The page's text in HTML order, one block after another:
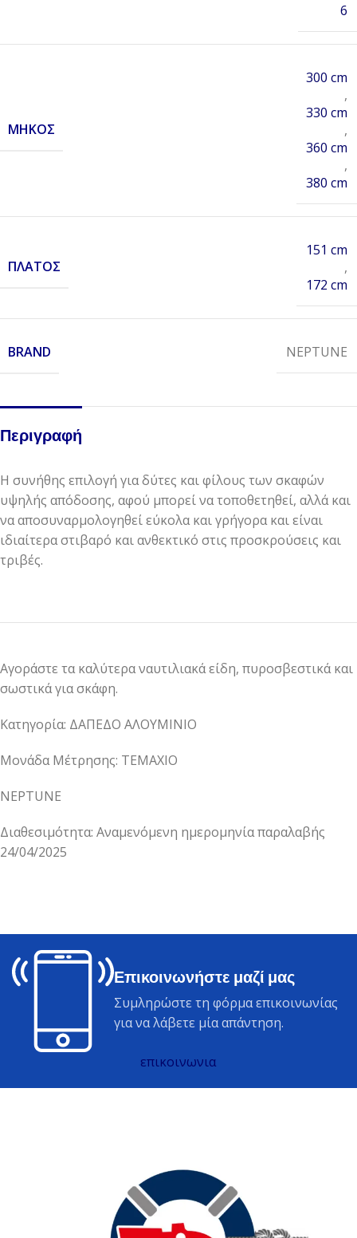
6
ΜΉΚΟΣ
300 cm
,
330 cm
,
360 cm
,
380 cm
ΠΛΆΤΟΣ
151 cm
,
172 cm
BRAND NEPTUNE
Περιγραφή
Η συνήθης επιλογή για δύτες και φίλους των σκαφών
υψηλής απόδοσης, αφού μπορεί να τοποθετηθεί, αλλά και
να αποσυναρμολογηθεί εύκολα και γρήγορα και είναι
ιδιαίτερα στιβαρό και ανθεκτικό στις προσκρούσεις και
τριβές.
Αγοράστε τα καλύτερα ναυτιλιακά είδη, πυροσβεστικά και
σωστικά για σκάφη.
Κατηγορία: ΔΑΠΕΔΟ ΑΛΟΥΜΙΝΙΟ
Μονάδα Μέτρησης: ΤΕΜΑΧΙΟ
NEPTUNE
Διαθεσιμότητα: Αναμενόμενη ημερομηνία παραλαβής
24/04/2025
Επικοινωνήστε μαζί μας
Συμληρώστε τη φόρμα επικοινωνίας
για να λάβετε μία απάντηση.
επικοινωνια